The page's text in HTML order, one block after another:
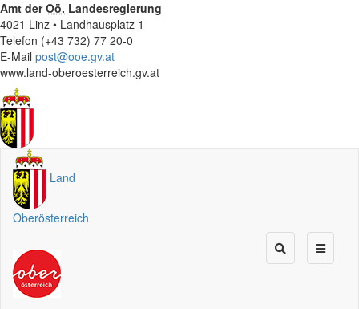
Amt derOö. Landesregierung
4021 Linz • Landhausplatz 1
Telefon (+43 732) 77 20-0
E-Mail post@ooe.gv.at
www.land-oberoesterreich.gv.at
Land
Oberösterreich